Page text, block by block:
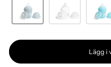
Lägg i